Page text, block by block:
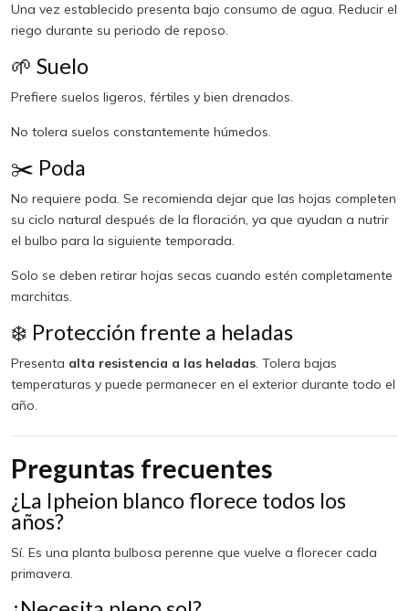
Una vez establecido presenta bajo consumo de agua. Reducir el
riego durante su periodo de reposo.
🌱 Suelo
Prefiere suelos ligeros, fértiles y bien drenados.
No tolera suelos constantemente húmedos.
✂️ Poda
No requiere poda. Se recomienda dejar que las hojas completen
su ciclo natural después de la floración, ya que ayudan a nutrir
el bulbo para la siguiente temporada.
Solo se deben retirar hojas secas cuando estén completamente
marchitas.
❄️ Protección frente a heladas
Presenta alta resistencia a las heladas. Tolera bajas
temperaturas y puede permanecer en el exterior durante todo el
año.
Preguntas frecuentes
¿La Ipheion blanco florece todos los
años?
Sí. Es una planta bulbosa perenne que vuelve a florecer cada
primavera.